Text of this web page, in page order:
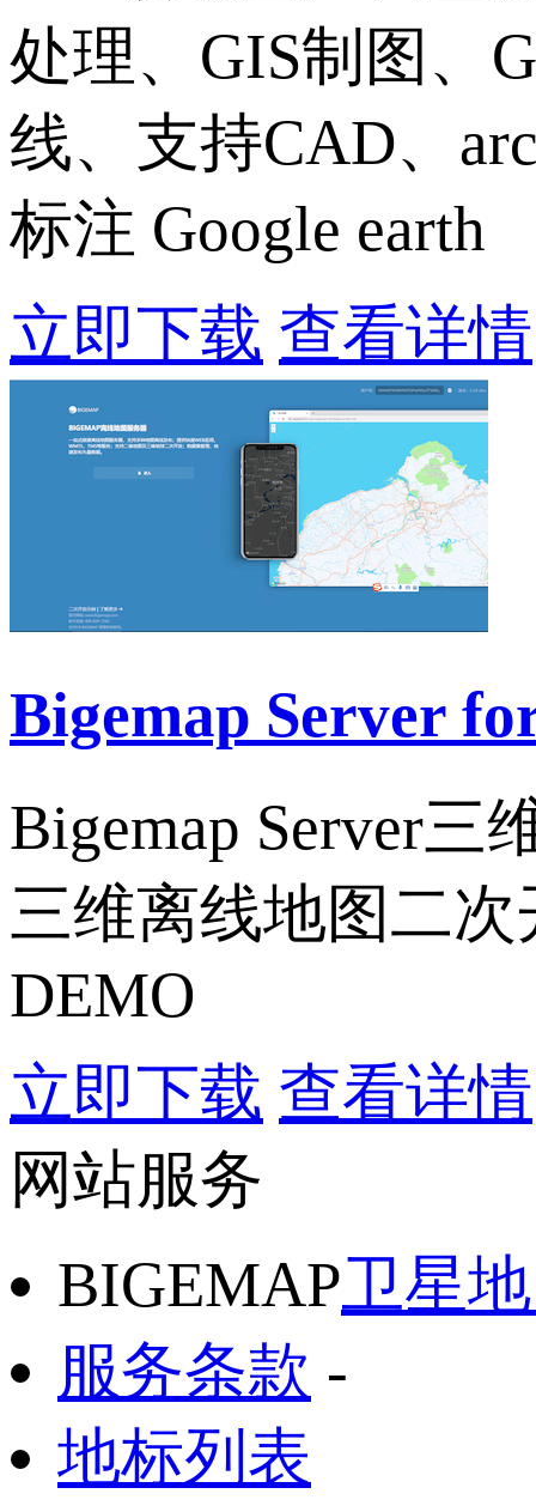
处理、GIS制图、
线、支持CAD、
标注 Google earth
立即下载 查看详情
Bigemap Server
Bigemap Server
三维离线地图二
DEMO
立即下载 查看详情
网站服务
BIGEMAP卫星
服务条款 -
地标列表